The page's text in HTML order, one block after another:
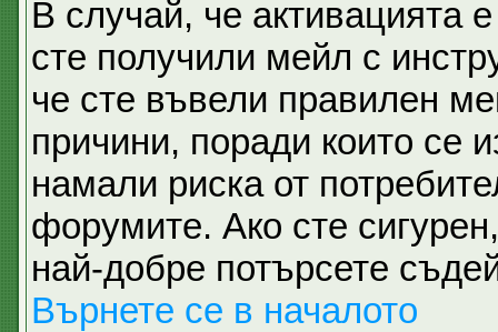
В случай, че активацията
сте получили мейл с
че сте въвели правилен
причини, поради които се
намали риска от
форумите. Ако сте
най-добре потърсете
Върнете се в началото